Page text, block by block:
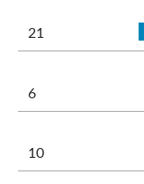
21
6
10